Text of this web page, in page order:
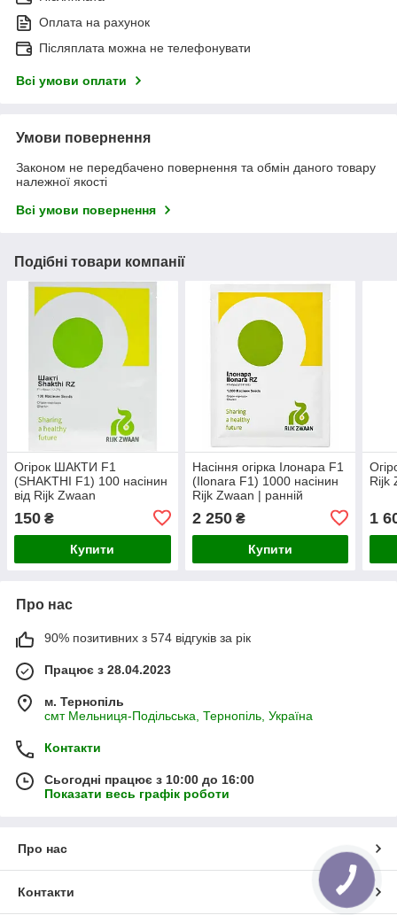
Оплата на рахунок
Післяплата можна не телефонувати
Всі умови оплати
Умови повернення
Законом не передбачено повернення та обмін даного товару
належної якості
Всі умови повернення
Подібні товари компанії
Огірок ШАКТИ F1
(SHAKTHI F1) 100 насінин
від Rijk Zwaan
150 ₴
Купити
Насіння огірка Ілонара F1
(Ilonara F1) 1000 насінин
Rijk Zwaan | ранній
партенокарпічний гібрид
для теплиць
2 250₴
Купити
Rijk
1
Про нас
90% позитивних з 574 відгуків за рік
Працює з 28.04.2023
м. Тернопіль
смт Мельниця-Подільська, Тернопіль, Україна
Контакти
Сьогодні працює з 10:00 до 16:00
Показати весь графік роботи
Про нас
Контакти